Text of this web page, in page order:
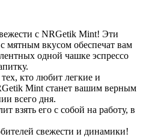
с NRGetik Mint! Эти
мятным вкусом обеспечат вам
одной чашке эспрессо
кто любит легкие и
Mint станет вашим верным
всего дня.
взять его с собой на работу, в
свежести и динамики!